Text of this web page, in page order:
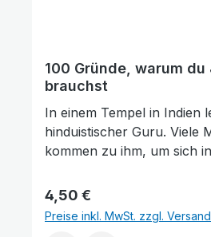
100 Gründe, warum du
brauchst
In einem Tempel in Indien
hinduistischer Guru. Viele
kommen zu ihm, um sich
Tempel steht ein Schild:
und den Verstand draußen
Titel des Buches in deiner
Regulärer Preis:
4,50 €
Preise inkl. MwSt. zzgl.
Links unterstreichen